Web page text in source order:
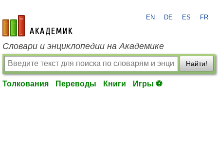
academic.ru
EN DE ES FR
Словари и энциклопедии на Академике
Найти!
Толкования Переводы Книги Игры ⚽